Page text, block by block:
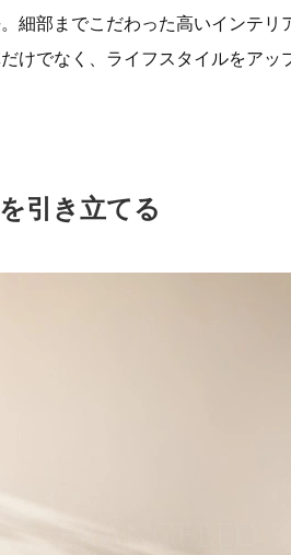
細部までこだわった高いインテリ
でなく、ライフスタイルをアッ
引き立てる